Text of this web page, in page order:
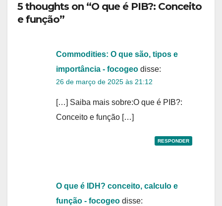
5 thoughts on “O que é PIB?: Conceito
e função”
Commodities: O que são, tipos e
importância - focogeo disse:
26 de março de 2025 às 21:12
[…] Saiba mais sobre:O que é PIB?:
Conceito e função […]
RESPONDER
O que é IDH? conceito, calculo e
função - focogeo disse: